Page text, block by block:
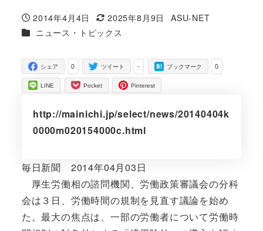
投稿日
2014年4月4日
更新日
2025年8月9日
著
ASU-NET
カテゴリー
ニュース・トピックス
0
シェア -
ツイート 0
ブックマーク
LINE Pocket Pinterest
http://mainichi.jp/select/news/20140404k
0000m020154000c.html
毎日新聞 2014年04月03日
厚生労働相の諮問機関、労働政策審議会の分科
会は３日、労働時間の規制を見直す議論を始め
た。最大の焦点は、一部の労働者について労働時